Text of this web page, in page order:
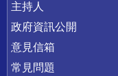
主持人
政府資訊公開
意見信箱
常見問題